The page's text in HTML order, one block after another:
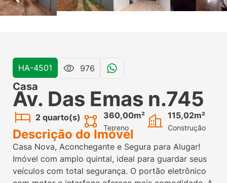
HA-4501 976
Casa
Av. Das Emas n.745
2 quarto(s) 360,00m²
Terreno
115,02m²
Construção
Descrição do Imóvel
Casa Nova, Aconchegante e Segura para Alugar!
Imóvel com amplo quintal, ideal para guardar seus
veículos com total segurança. O portão eletrônico